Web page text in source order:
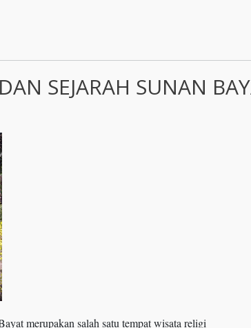
SEJARAH SUNAN
merupakan salah satu tempat wisata religi